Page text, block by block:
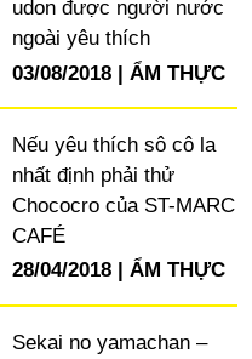
udon được người nước
ngoài yêu thích
03/08/2018
ẨM THỰC
Nếu yêu thích sô cô la
nhất định phải thử
Chococro của ST-MARC
CAFÉ
28/04/2018
ẨM THỰC
Sekai no yamachan –